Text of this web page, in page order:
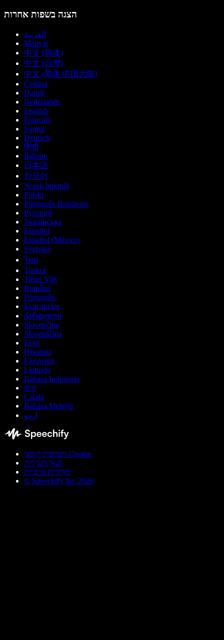
הצגה בשפות אחרות
العربية
Magyar
中文 (简体)
中文 (台灣)
中文 (简体 中国大陆)
Čeština
Dansk
Nederlands
English
Français
Suomi
Deutsch
हिन्दी
Italiano
日本語
한국어
Norsk bokmål
Polski
Português Brasileiro
Русский
Українська
Español
Español (México)
Svenska
ไทย
Türkçe
Tiếng Việt
Română
Português
Български
ქართული
Slovenčina
Slovenščina
Eesti
Hrvatski
Ελληνικά
Lietuvių
Bahasa Indonesia
বাংলা
Català
Bahasa Melayu
اردو
העדפות קובצי Cookie
תנאי השירות
מדיניות פרטיות
© Speechify Inc 2026